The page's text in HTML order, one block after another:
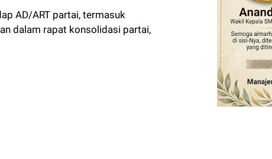
AD/ART partai, termasuk
dalam rapat konsolidasi partai,